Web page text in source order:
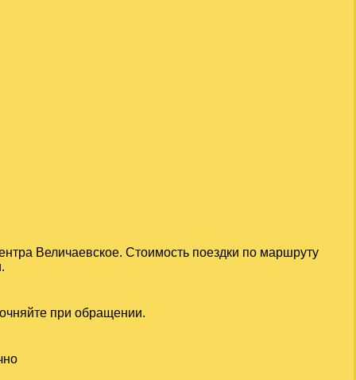
Величаевское. Стоимость поездки по маршруту
при обращении.